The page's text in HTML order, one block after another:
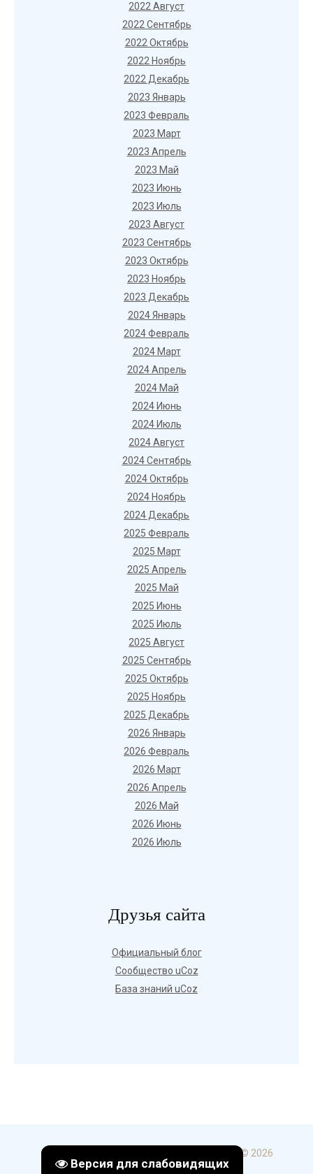
Версия для слабовидящих
2022 Август
2022 Сентябрь
2022 Октябрь
2022 Ноябрь
2022 Декабрь
2023 Январь
2023 Февраль
2023 Март
2023 Апрель
2023 Май
2023 Июнь
2023 Июль
2023 Август
2023 Сентябрь
2023 Октябрь
2023 Ноябрь
2023 Декабрь
2024 Январь
2024 Февраль
2024 Март
2024 Апрель
2024 Май
2024 Июнь
2024 Июль
2024 Август
2024 Сентябрь
2024 Октябрь
2024 Ноябрь
2024 Декабрь
2025 Февраль
2025 Март
2025 Апрель
2025 Май
2025 Июнь
2025 Июль
2025 Август
2025 Сентябрь
2025 Октябрь
2025 Ноябрь
2025 Декабрь
2026 Январь
2026 Февраль
2026 Март
2026 Апрель
2026 Май
2026 Июнь
2026 Июль
Друзья сайта
Официальный блог
Сообщество uCoz
База знаний uCoz
Copyright ГБПОУ УКИП и С в г. Стерлитамак © 2026
uCoz